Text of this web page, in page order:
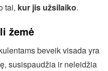
tai, kur jis užsilaiko.
žemė
beveik visada yra
susispaudžia ir neleidžia